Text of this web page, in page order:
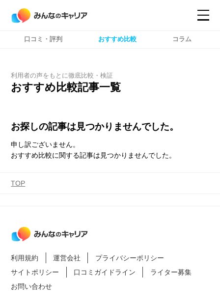
コンテンツ
コンテンツ
口コミ・評判 おすすめ比較 コラム
利用者の声をもとに徹底比較・検証
おすすめ比較記事一覧
お探しの記事は見つかりませんでした。
申し訳ございません。
おすすめ比較に関する記事は見つかりませんでした。
TOP
利用規約 運営会社
プライバシーポリシー
サイトポリシー
口コミガイドライン
ライター募集
お問い合わせ